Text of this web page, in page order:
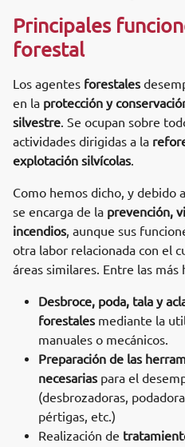
Principales
forestal
Los agentes forestales
en la protección y
silvestre. Se ocupan sobre
actividades dirigidas a la
explotación silvícolas.
Como hemos dicho, y debido
se encarga de la prevención,
incendios, aunque sus
otra labor relacionada con el
áreas similares. Entre las más
Desbroce, poda, tala y
forestales mediante la
manuales o mecánicos.
Preparación de las
necesarias para el
(desbrozadoras,
pértigas, etc.)
Realización de